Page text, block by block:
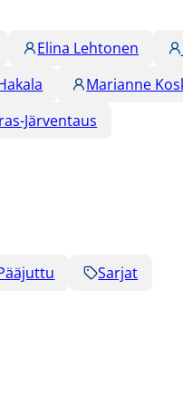
Elina Lehtonen
Marianne
Järventaus
Sarjat